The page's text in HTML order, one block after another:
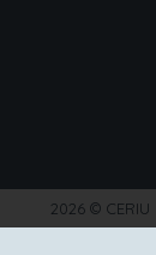
2026 © CERIU